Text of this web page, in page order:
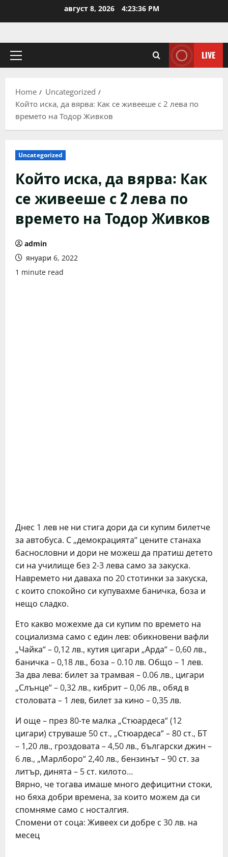
август 8, 2026 4:23:36 PM
Primary
LIVE
Home
Uncategorized
Който иска, да вярва: Как се живееше с 2 лева по
времето на Тодор Живков
Uncategorized
Който иска, да вярва: Как
се живееше с 2 лева по
времето на Тодор Живков
admin
януари 6, 2022
1 minute read
Днес 1 лев не ни стига дори да си купим билетче
за автобуса. С „демокрацията“ цените станаха
баснословни и дори не можеш да пратиш детето
си на училище без 2-3 лева само за закуска.
Навремето ни даваха по 20 стотинки за закуска,
с които спокойно си купувахме баничка, боза и
нещо сладко.
Ето какво можехме да си купим по времето на
социализма само с един лев: обикновени вафли
„Чайка“ – 0,12 лв., кутия цигари „Арда“ – 0,60 лв.,
баничка – 0,18 лв., боза – 0.10 лв. Общо – 1 лев.
За два лева: билет за трамвая – 0.06 лв., цигари
„Слънце“ – 0,32 лв., кибрит – 0,06 лв., обяд в
столовата – 1 лев, билет за кино – 0,35 лв.
И още – през 80-те малка „Стюардеса“ (12
цигари) струваше 50 ст., „Стюардеса“ – 80 ст., БТ
– 1,20 лв., гроздовата – 4,50 лв., български джин –
6 лв., „Марлборо“ 2,40 лв., бензинът – 90 ст. за
литър, динята – 5 ст. килото…
Вярно, че тогава имаше много дефицитни стоки,
но бяха добри времена, за които можем да си
спомняме само с носталгия.
Спомени от соца: Живеех си добре с 30 лв. на
месец